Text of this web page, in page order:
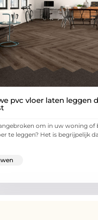
pvc vloer laten leggen
om in uw woning of
te leggen? Het is begrijpelijk